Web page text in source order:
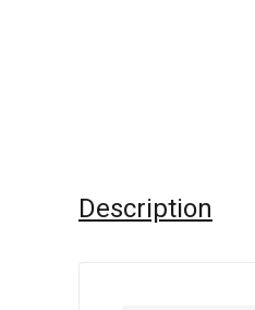
Description